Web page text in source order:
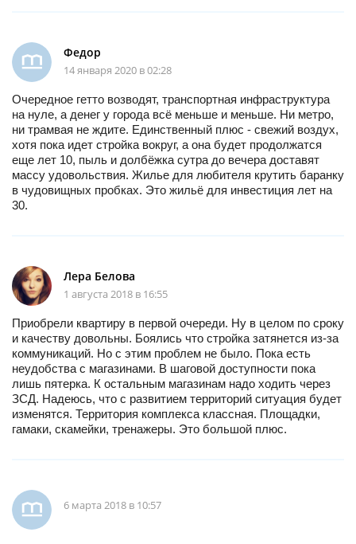
Федор
14 января 2020 в 02:28
Очередное гетто возводят, транспортная инфраструктура
на нуле, а денег у города всё меньше и меньше. Ни метро,
ни трамвая не ждите. Единственный плюс - свежий воздух,
хотя пока идет стройка вокруг, а она будет продолжатся
еще лет 10, пыль и долбёжка сутра до вечера доставят
массу удовольствия. Жилье для любителя крутить баранку
в чудовищных пробках. Это жильё для инвестиция лет на
30.
Лера Белова
1 августа 2018 в 16:55
Приобрели квартиру в первой очереди. Ну в целом по сроку
и качеству довольны. Боялись что стройка затянется из-за
коммуникаций. Но с этим проблем не было. Пока есть
неудобства с магазинами. В шаговой доступности пока
лишь пятерка. К остальным магазинам надо ходить через
ЗСД. Надеюсь, что с развитием территорий ситуация будет
изменятся. Территория комплекса классная. Площадки,
гамаки, скамейки, тренажеры. Это большой плюс.
6 марта 2018 в 10:57